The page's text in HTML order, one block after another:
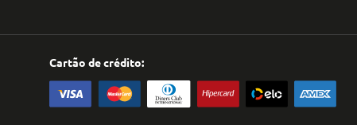
Cartão de crédito: